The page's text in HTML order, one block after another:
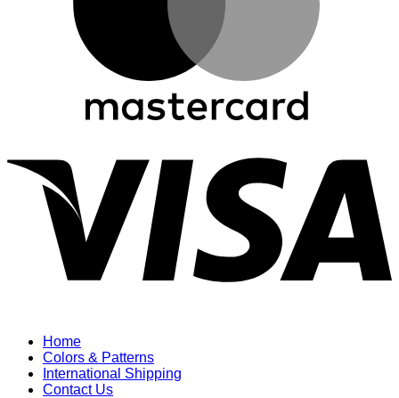
Home
Colors & Patterns
International Shipping
Contact Us